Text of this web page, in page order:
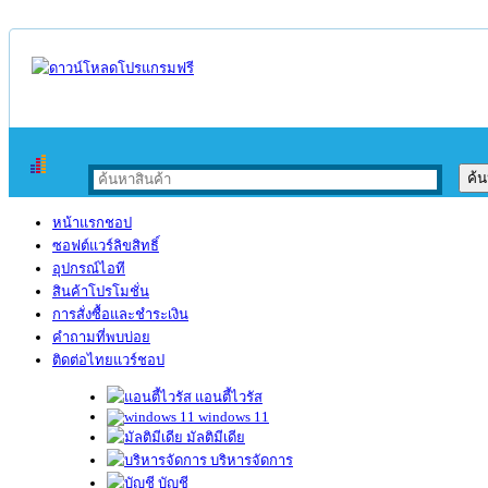
หน้าแรกชอป
ซอฟต์แวร์ลิขสิทธิ์
อุปกรณ์ไอที
สินค้าโปรโมชั่น
การสั่งซื้อและชำระเงิน
คำถามที่พบบ่อย
ติดต่อไทยแวร์ชอป
แอนตี้ไวรัส
windows 11
มัลติมีเดีย
บริหารจัดการ
บัญชี